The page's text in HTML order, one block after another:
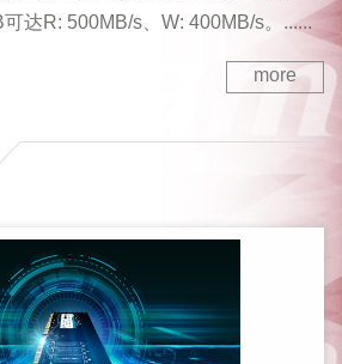
达R: 500MB/s、W: 400MB/s。......
more